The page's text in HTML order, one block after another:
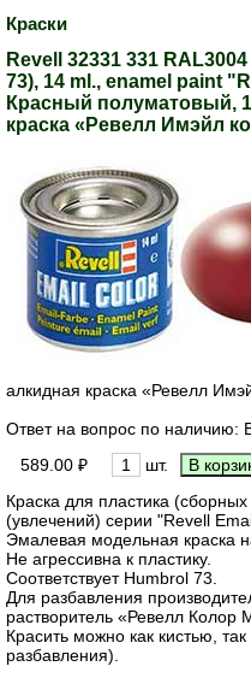
Краски
Revell 32331 331
73), 14 ml., enamel paint
Красный полуматовый,
краска «Ревелл Имэйл
алкидная краска «Ревелл
Ответ на вопрос по наличию:
589.00 ₽
шт.
Краска для пластика
(увлечений) серии "Revell
Эмалевая модельная краска
Не агрессивна к плаcтику.
Соответствует Humbrol 73.
Для разбавления
растворитель «Ревелл Колор
Красить можно как кистью,
разбавления).